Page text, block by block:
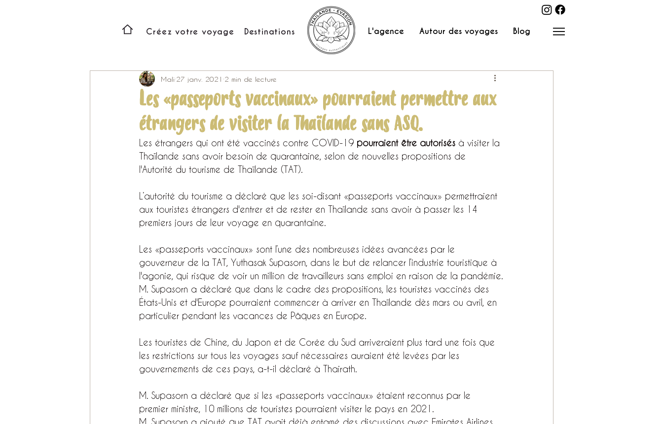
Créez votre voyage Destinations L'agence Autour des voyages Blog
Les «passeports vaccinaux» pourraient permettre aux
étrangers de visiter la Thaïlande sans ASQ.
Mali 27 janv. 2021 2 min de lecture
Les étrangers qui ont été vaccinés contre COVID-19 pourraient être autorisés à visiter la
Thaïlande sans avoir besoin de quarantaine, selon de nouvelles propositions de
l'Autorité du tourisme de Thaïlande (TAT).
L’autorité du tourisme a déclaré que les soi-disant «passeports vaccinaux» permettraient
aux touristes étrangers d'entrer et de rester en Thaïlande sans avoir à passer les 14
premiers jours de leur voyage en quarantaine.
Les «passeports vaccinaux» sont l’une des nombreuses idées avancées par le
gouverneur de la TAT, Yuthasak Supasorn, dans le but de relancer l’industrie touristique à
l'agonie, qui risque de voir un million de travailleurs sans emploi en raison de la pandémie.
M. Supasorn a déclaré que dans le cadre des propositions, les touristes vaccinés des
États-Unis et d'Europe pourraient commencer à arriver en Thaïlande dès mars ou avril, en
particulier pendant les vacances de Pâques en Europe.
Les touristes de Chine, du Japon et de Corée du Sud arriveraient plus tard une fois que
les restrictions sur tous les voyages sauf nécessaires auraient été levées par les
gouvernements de ces pays, a-t-il déclaré à Thairath.
M. Supasorn a déclaré que si les «passeports vaccinaux» étaient reconnus par le
premier ministre, 10 millions de touristes pourraient visiter le pays en 2021.
M. Supasorn a ajouté que TAT avait déjà entamé des discussions avec Emirates Airlines